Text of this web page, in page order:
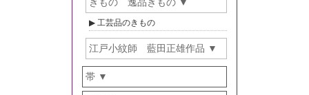
工芸品のきもの
江戸小紋師 藍田正雄作品
帯